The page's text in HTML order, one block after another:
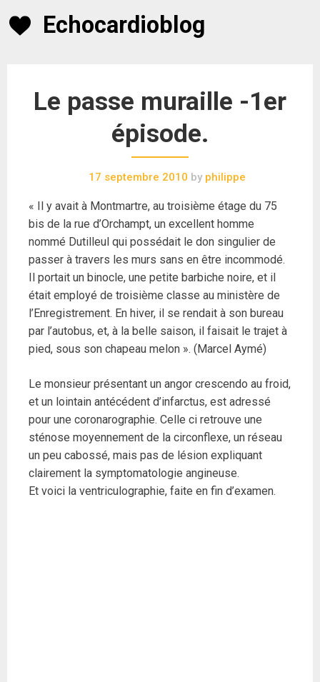
Echocardioblog
Le passe muraille -1er
épisode.
17 septembre 2010 by philippe
« Il y avait à Montmartre, au troisième étage du 75
bis de la rue d’Orchampt, un excellent homme
nommé Dutilleul qui possédait le don singulier de
passer à travers les murs sans en être incommodé.
Il portait un binocle, une petite barbiche noire, et il
était employé de troisième classe au ministère de
l’Enregistrement. En hiver, il se rendait à son bureau
par l’autobus, et, à la belle saison, il faisait le trajet à
pied, sous son chapeau melon ». (Marcel Aymé)
Le monsieur présentant un angor crescendo au froid,
et un lointain antécédent d’infarctus, est adressé
pour une coronarographie. Celle ci retrouve une
sténose moyennement de la circonflexe, un réseau
un peu cabossé, mais pas de lésion expliquant
clairement la symptomatologie angineuse.
Et voici la ventriculographie, faite en fin d’examen.